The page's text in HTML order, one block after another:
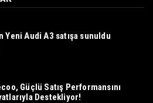
Yeni Audi A3 satışa sunuldu
Güçlü Satış Performansını
Destekliyor!